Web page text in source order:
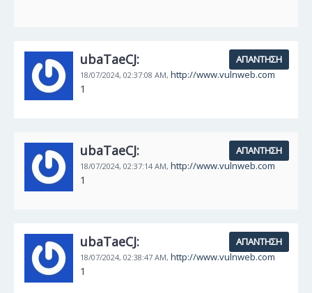
ubaTaeCJ:
18/07/2024, 02:37:08 AM, http://www.vulnweb.com
ΑΠΆΝΤΗΣΗ
1
ubaTaeCJ:
18/07/2024, 02:37:14 AM, http://www.vulnweb.com
ΑΠΆΝΤΗΣΗ
1
ubaTaeCJ:
18/07/2024, 02:38:47 AM, http://www.vulnweb.com
ΑΠΆΝΤΗΣΗ
1